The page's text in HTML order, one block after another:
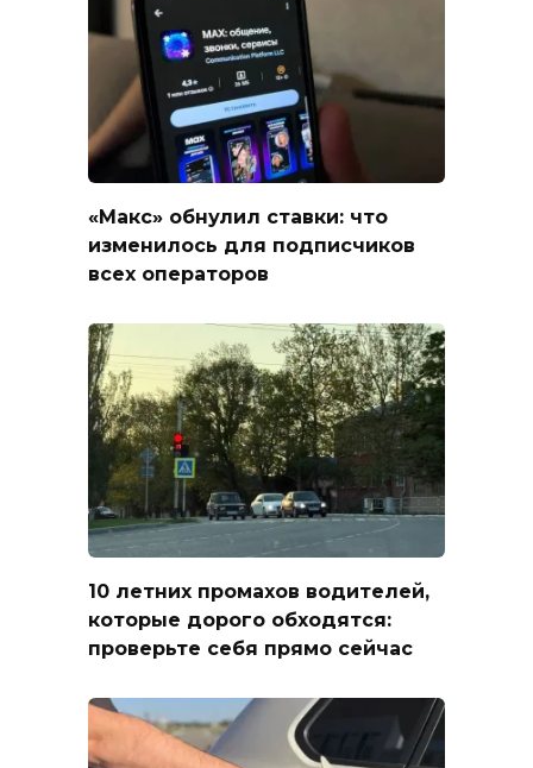
«Макс» обнулил ставки: что
изменилось для подписчиков
всех операторов
10 летних промахов водителей,
которые дорого обходятся:
проверьте себя прямо сейчас